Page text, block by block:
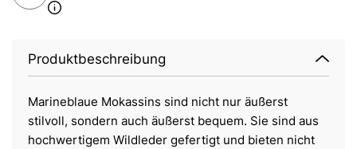
Produktbeschreibung
Marineblaue Mokassins sind nicht nur äußerst
stilvoll, sondern auch äußerst bequem. Sie sind aus
hochwertigem Wildleder gefertigt und bieten nicht